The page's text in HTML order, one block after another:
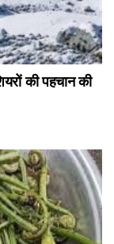
की पहचान की